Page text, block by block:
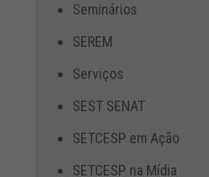
Seminários
SEREM
Serviços
SEST SENAT
SETCESP em Ação
SETCESP na Mídia